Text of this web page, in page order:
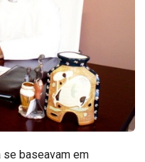
se baseavam em